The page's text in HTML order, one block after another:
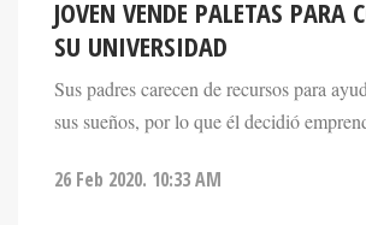
JOVEN VENDE PALETAS PARA
SU UNIVERSIDAD
Sus padres carecen de recursos para
sus sueños, por lo que él decidió
26 Feb 2020. 10:33 AM